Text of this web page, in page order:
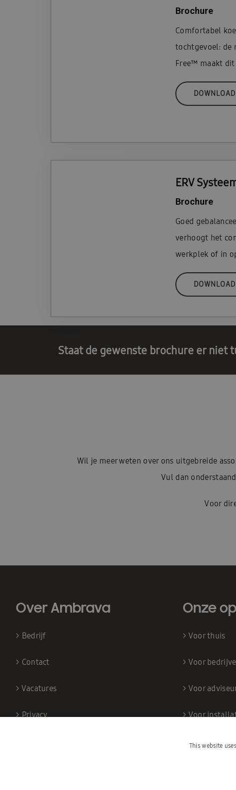
Brochure
Comfortabel
tochtgevoel: de
Free™ maakt
ERV
Brochure
Goed
verhoogt het
werkplek of in
Staat de gewenste brochure er niet
Wil je meer weten over ons uitgebreide
Vul dan
Voor
Over Ambrava
> Bedrijf
> Contact
> Vacatures
>Privacy
Onze
> Voor thuis
> Voor
> Voor
>Voor
This website